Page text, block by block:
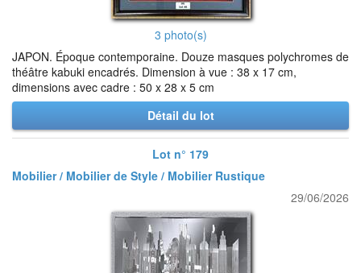
3 photo(s)
JAPON. Époque contemporaine. Douze masques polychromes de
théâtre kabuki encadrés. Dimension à vue : 38 x 17 cm,
dimensions avec cadre : 50 x 28 x 5 cm
Détail du lot
Lot n° 179
Mobilier / Mobilier de Style / Mobilier Rustique
29/06/2026